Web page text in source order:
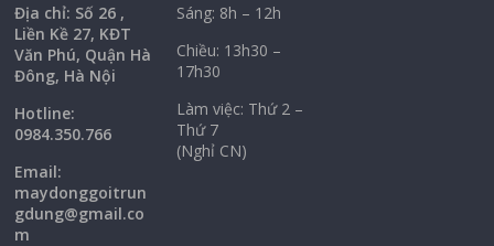
Địa chỉ: Số 26 ,
Liền Kề 27, KĐT
Văn Phú, Quận Hà
Đông, Hà Nội
Hotline:
0984.350.766
Email:
maydonggoitrun
gdung@gmail.co
m
Sáng: 8h – 12h
Chiều: 13h30 –
17h30
Làm việc: Thứ 2 –
Thứ 7
(Nghỉ CN)